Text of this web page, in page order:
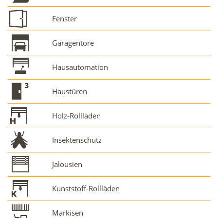
Fenster
Garagentore
Hausautomation
Haustüren
Holz-Rollläden
Insektenschutz
Jalousien
Kunststoff-Rollläden
Markisen